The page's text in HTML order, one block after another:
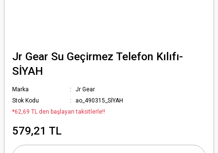
Jr Gear Su Geçirmez Telefon Kılıfı-
SİYAH
Marka
Jr Gear
Stok Kodu
ao_490315_SİYAH
*62,69 TL den başlayan taksitlerle!!
579,21 TL